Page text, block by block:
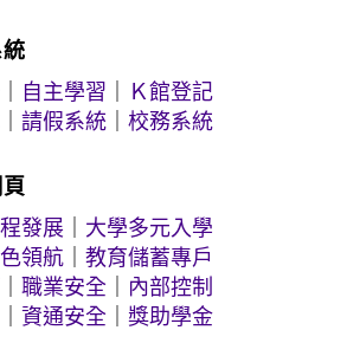
自主學習
Ｋ館登記
｜請假系統 ｜校務系統
發展
大學多元入學
領航 ｜教育儲蓄專戶
｜職業安全
內部控制
｜資通安全 ｜獎助學金